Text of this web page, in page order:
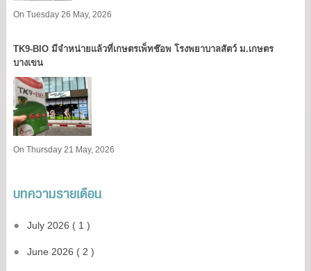
On Tuesday 26 May, 2026
TK9​-BIO มีจำหน่ายแล้วที่เกษตรเพ็ทช๊อพ โรงพยาบาลสัตว์ ม.เกษตร
บางเขน​
On Thursday 21 May, 2026
บทความรายเดือน
July 2026 ( 1 )
June 2026 ( 2 )